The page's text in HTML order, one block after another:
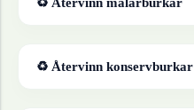
♻ Återvinn konservburkar